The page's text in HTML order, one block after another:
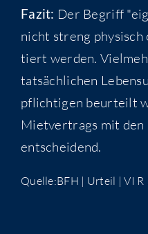
Fazit: Der Begriff
nicht streng
tiert wer­den.
tat­säch­li­chen
pflich­ti­gen beur­teilt
Miet­ver­trags mit
entscheidend.
Quelle:BFH | Urteil | VI